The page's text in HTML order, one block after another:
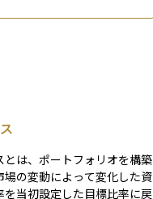
とは、ポートフォリオを構築
場の変動によって変化した資
を当初設定した目標比率に戻